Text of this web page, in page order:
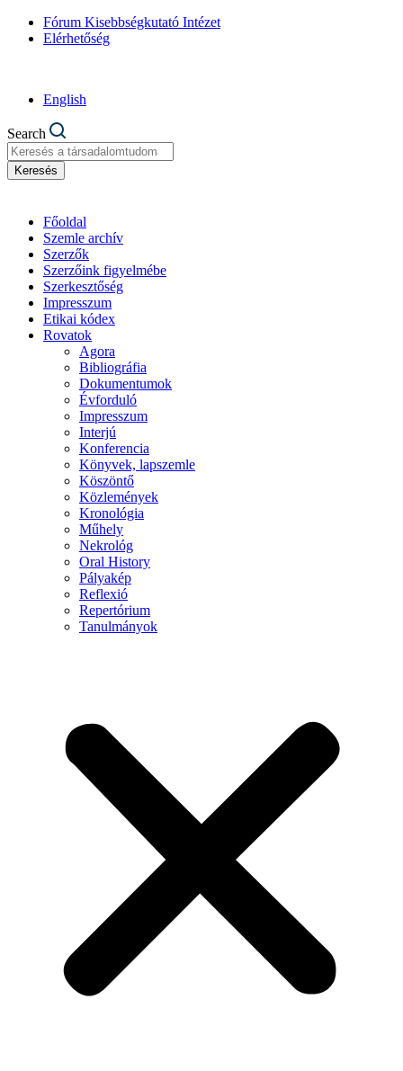
Fórum Kisebbségkutató Intézet
Elérhetőség
English
Search
Keresés
Főoldal
Szemle archív
Szerzők
Szerzőink figyelmébe
Szerkesztőség
Impresszum
Etikai kódex
Rovatok
Agora
Bibliográfia
Dokumentumok
Évforduló
Impresszum
Interjú
Konferencia
Könyvek, lapszemle
Köszöntő
Közlemények
Kronológia
Műhely
Nekrológ
Oral History
Pályakép
Reflexió
Repertórium
Tanulmányok